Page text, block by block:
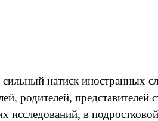
натиск иностранных
родителей,
в